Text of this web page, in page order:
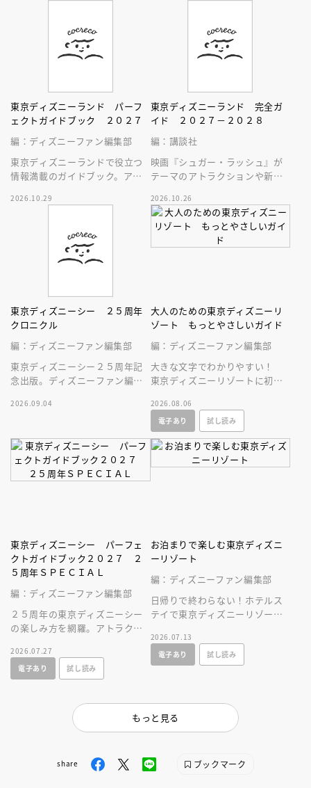
東京ディズニーランド パーフ
ェクトガイドブック ２０２７
編：ディズニーファン編集部
東京ディズニーランドで役立つ
情報満載のガイドブック。アト
ン、グッズまでが１冊に！
2026.10.29
東京ディズニーランド 完全ガ
イド ２０２７－２０２８
編：講談社
映画『シュガー・ラッシュ』が
テーマのアトラクションや新生
東京ディズニーランドの最新情
報をお届け！
2026.10.26
東京ディズニーシー ２５周年
クロニクル
編：ディズニーファン編集部
東京ディズニーシー２５周年記
念出版。ディズニーファン編集
したパークファン必見の２５年
2026.09.04
大人のための東京ディズニーリ
ゾート もっとやさしいガイド
編：ディズニーファン編集部
大きな文字でわかりやすい！
東京ディズニーリゾートに初め
人へ贈る、やさしいガイドブッ
ク。
2026.08.06
電子あり
試し読み
東京ディズニーシー パーフェ
クトガイドブック２０２７ ２
５周年ＳＰＥＣＩＡＬ
編：ディズニーファン編集部
２５周年の東京ディズニーシー
の楽しみ方を網羅。アトラクシ
ョップ情報に加え、使いやすい
マップつき！
2026.07.27
電子あり
試し読み
お泊まりで楽しむ東京ディズニ
ーリゾート
編：ディズニーファン編集部
日帰りで終わらない！ホテルス
テイで東京ディズニーリゾート
冊が新登場！
2026.07.13
電子あり
試し読み
もっと見る
share ブックマーク